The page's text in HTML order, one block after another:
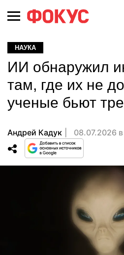
НАУКА
ИИ обнаружил
там, где их не
ученые бьют
Андрей Кадук 08.07.2026